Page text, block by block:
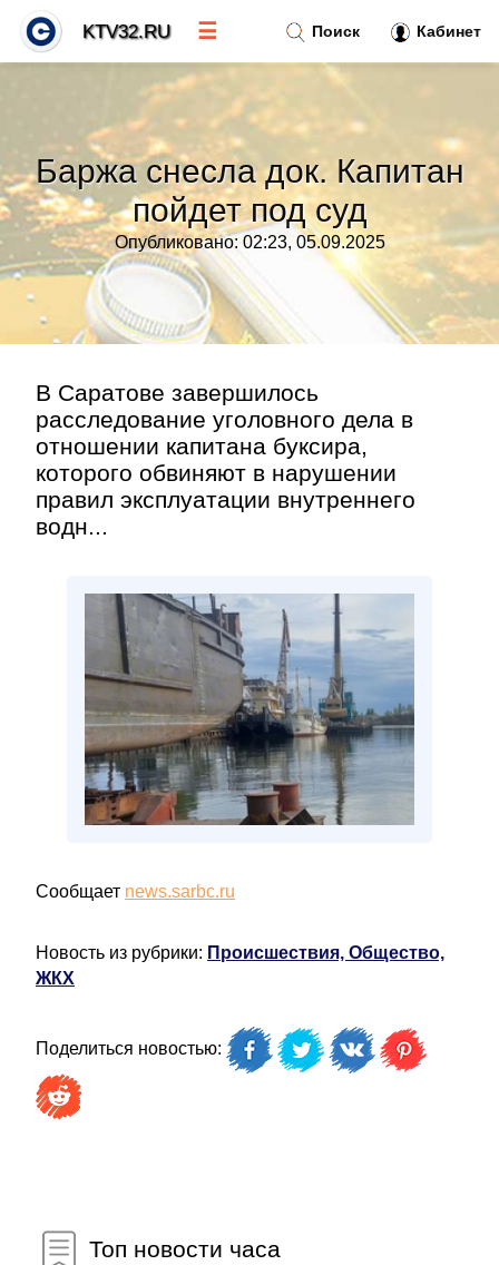
Баржа снесла док. Капитан
пойдет под суд
Опубликовано: 02:23, 05.09.2025
В Саратове завершилось
расследование уголовного дела в
отношении капитана буксира,
которого обвиняют в нарушении
правил эксплуатации внутреннего
водн...
Сообщает news.sarbc.ru
Новость из рубрики: Происшествия, Общество,
ЖКХ
Поделиться новостью:
Топ новости часа
Поиск Кабинет
KTV32.RU ☰
Тренды новостей»
Рубрики»
Правила»
Контакт»